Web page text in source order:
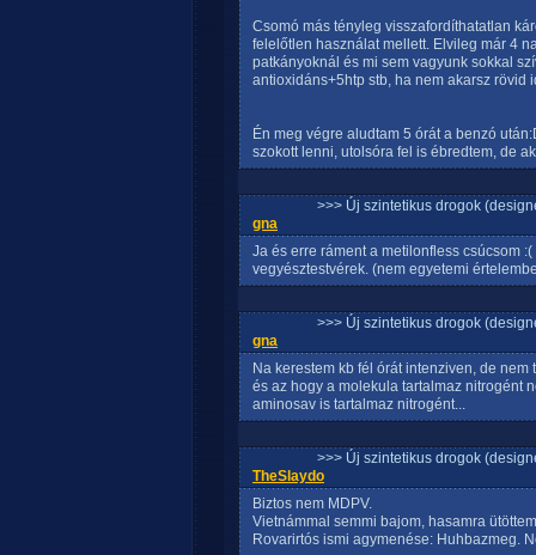
Csomó más tényleg visszafordíthatatlan
felelőtlen használat mellett. Elvileg már 4
patkányoknál és mi sem vagyunk sokkal
antioxidáns+5htp stb, ha nem akarsz rövid
Én meg végre aludtam 5 órát a benzó
szokott lenni, utolsóra fel is ébredtem, de
>>> Új szintetikus drogok
gna
Ja és erre ráment a metilonfless csúcsom
vegyésztestvérek. (nem egyetemi
>>> Új szintetikus drogok
gna
Na kerestem kb fél órát intenziven, de
és az hogy a molekula tartalmaz nitrogént
aminosav is tartalmaz nitrogént...
>>> Új szintetikus drogok
TheSlaydo
Biztos nem MDPV.
Vietnámmal semmi bajom, hasamra
Rovarirtós ismi agymenése: Huhbazmeg.